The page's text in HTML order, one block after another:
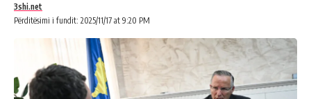
Përditësimi i fundit: 2025/11/17 at 9:20 PM
3shi.net